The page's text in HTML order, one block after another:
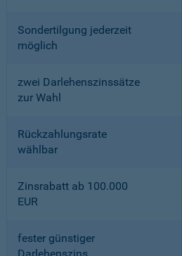
Sondertilgung jederzeit
möglich
zwei Darlehenszinssätze
zur Wahl
Rückzahlungsrate
wählbar
Zinsrabatt ab 100.000
EUR
fester günstiger